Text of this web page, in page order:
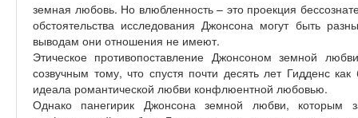
земная любовь. Но влюбленность – это проекция
обстоятельства исследования Джонсона могут быть
выводам они отношения не имеют.
Этическое противопоставление Джонсоном земной
созвучным тому, что спустя почти десять лет Гидденс
идеала романтической любви конфлюентной любовью.
Однако панегирик Джонсона земной любви, которым